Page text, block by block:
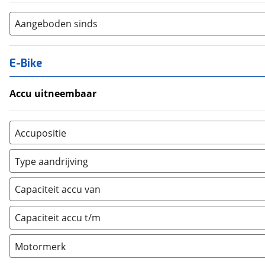
Aangeboden sinds
E-Bike
Accu uitneembaar
Nee, vast (0)
Accupositie
Bagagedrager (0)
Frame (1 )
Vloer (0
Achterbank (0)
Kofferbak (0)
Overig (0)
Type aandrijving
Achterwiel (0)
Trapas
Voorwiel
Capaciteit accu van
Capaciteit accu t/m
Motormerk